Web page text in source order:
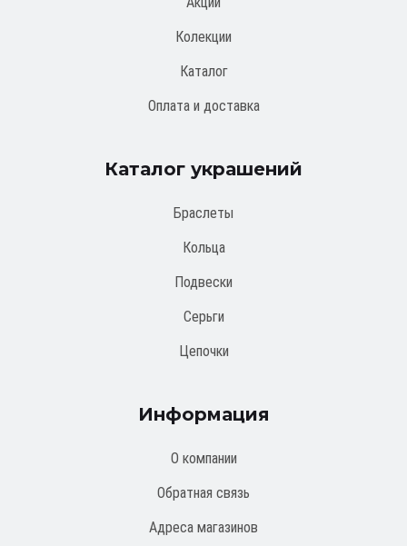
Колекции
Каталог
Оплата и доставка
Каталог украшений
Браслеты
Кольца
Подвески
Серьги
Цепочки
Информация
О компании
Обратная связь
Адреса магазинов